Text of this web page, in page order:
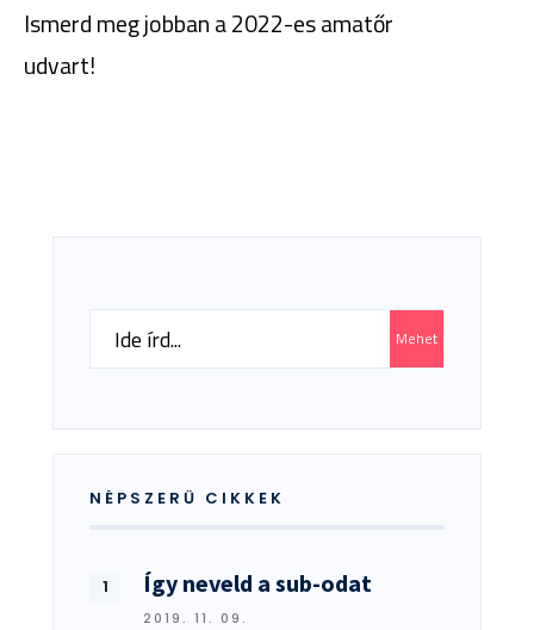
Ismerd meg jobban a 2022-es amatőr
udvart!
Search
Mehet
NÉPSZERŰ CIKKEK
Így neveld a sub-odat
2019. 11. 09.